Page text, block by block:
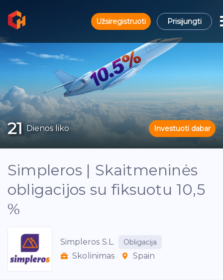
Užsiregistruoti Prisijungti
21 Dienos liko Investuoti dabar
Simpleros | Skaitmeninės
obligacijos su fiksuotu 10,5
%
Simpleros S.L. Obligacija
Skolinimas Spain